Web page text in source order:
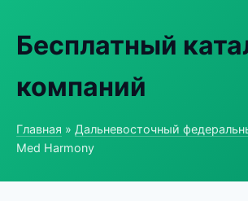
Бесплатный
компаний
Главная » Дальневосточный
Med Harmony